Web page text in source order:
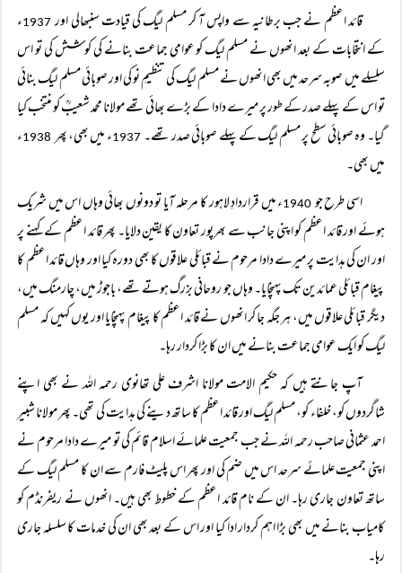
قائد اعظم نے جب برطانیہ سے واپس آ کر مسلم لیگ کی قیادت سنبھالی اور1937
ء
کے انتخابات کے بعد انھوں نے مسلم لیگ کو عوامی جماعت بنانے کی کوشش کی تو اس
سلسلے میں صوبہ سرحد میں بھی انھوں نے مسلم لیگ کی تنظیمِ نو کی اور صوبائی مسلم لیگ بنائی
تو اس کے پہلے صدر کے طور پر میرے دادا کے بڑے بھائی تھے مولانا محمد شعیبؒ کو منتخب کیا
گیا۔ وہ صوبائی سطح پر مسلم لیگ کے پہلے صوبائی صدر تھے۔
ء میں بھی، پھر
ء
میں بھی۔
اسی طرح جو1940
ء میں قراردادِ لاہور کا مرحلہ آیا تو دونوں بھائی وہاں اس میں شریک
ہوئے اور قائد اعظم کو اپنی جانب سے بھرپور تعاون کا یقین دلایا۔ پھر قائد اعظم کے کہنے پر
اور ان کی ہدایت پر میرے دادا مرحوم نے قبائلی علاقوں کا بھی دورہ کیا اور وہاں قائد اعظم کا
پیغام قبائلی عمائدین تک پہنچایا۔ وہاں جو روحانی بزرگ ہوتے تھے، باجوڑ میں، چارمنگ میں،
دیگر قبائلی علاقوں میں، ہر جگہ جا کر انھوں نے قائد اعظم کا پیغام پہنچایا اور یوں کہیں کہ مسلم
لیگ کو ایک عوامی جماعت بنانے میں ان کا بڑا کردار رہا۔
آپ جانتے ہیں کہ حکیم الامت مولانا اشرف علی تھانوی رحمہ اللہ نے بھی اپنے
شاگردوں کو، خلفاء کو، مسلم لیگ اور قائد اعظم کا ساتھ دینے کی ہدایت کی تھی۔ پھر مولانا شبیر
احمد عثمانی صاحب رحمہ اللہ نے جب جمعیت علمائے اسلام قائم کی تو میرے دادا مرحوم نے
اپنی جمعیت علمائے سرحد اس میں ضم کی اور پھر اس پلیٹ فارم سے ان کا مسلم لیگ کے
ساتھ تعاون جاری رہا۔ ان کے نام قائد اعظم کے خطوط بھی ہیں۔ انھوں نے ریفرنڈم کو
کامیاب بنانے میں بھی بڑا اہم کردار ادا کیا اور اس کے بعد بھی ان کی خدمات کا سلسلہ جاری
رہا۔